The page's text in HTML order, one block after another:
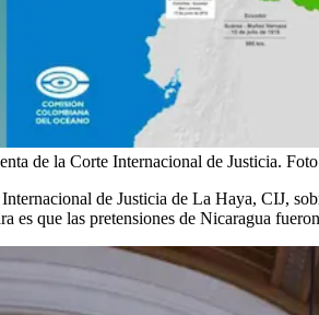
de la Corte Internacional de Justicia.
de Justicia de La Haya, CIJ,
es que las pretensiones de Nicaragua